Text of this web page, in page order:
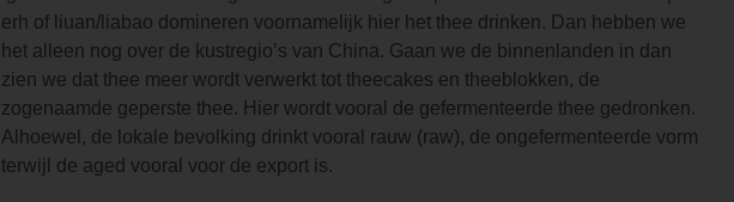
erh of liuan/liabao domineren voornamelijk hier het thee drinken. Dan hebben we
het alleen nog over de kustregio’s van China. Gaan we de binnenlanden in dan
zien we dat thee meer wordt verwerkt tot theecakes en theeblokken, de
zogenaamde geperste thee. Hier wordt vooral de gefermenteerde thee gedronken.
Alhoewel, de lokale bevolking drinkt vooral rauw (raw), de ongefermenteerde vorm
terwijl de aged vooral voor de export is.